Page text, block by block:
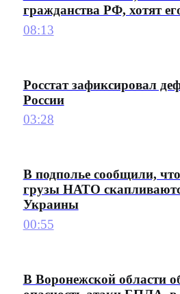
гражданства РФ, хотят
08:13
Росстат зафиксировал
России
03:28
В подполье сообщили,
грузы НАТО
Украины
00:55
В Воронежской области